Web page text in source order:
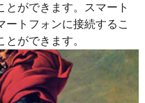
とができます。スマート
トフォンに接続するこ
ができます。